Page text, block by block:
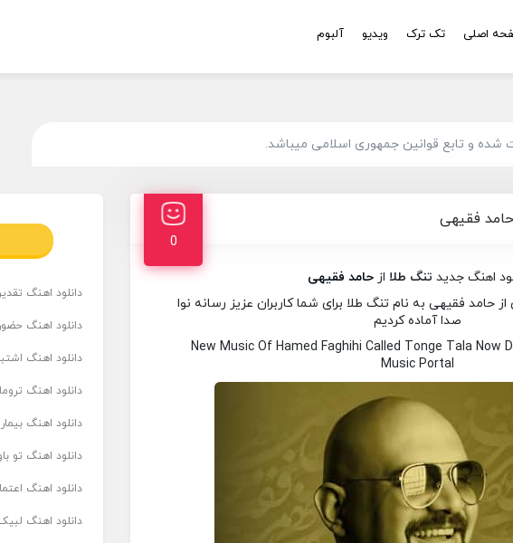
اصلی تک ترک ویدیو آلبوم
و تابع قوانین جمهوری اسلامی میباشد.
فقیهی
0
اهنگ جدید تنگ طلا از حامد فقیهی
فقیهی به نام تنگ طلا برای شما کاربران عزیز رسانه نوا
صدا آماده کردیم
New Music Of Hamed Faghihi Called Tonge Tala Now
Music Portal
دانلود اهنگ
دانلود اهنگ
دانلود اهنگ
دانلود اهنگ
دانلود اهنگ
دانلود اهنگ تو
دانلود اهنگ
دانلود اهنگ